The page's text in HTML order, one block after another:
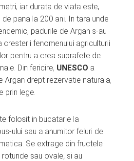
iar durata de viata este,
pana la 200 ani. In tara unde
padurile de Argan s-au
cresterii fenomenului agriculturii
pentru a crea suprafete de
Din fericire, UNESCO a
Argan drept rezervatie naturala,
prin lege.
folosit in bucatarie la
ului sau a anumitor feluri de
Se extrage din fructele
sau ovale, si au